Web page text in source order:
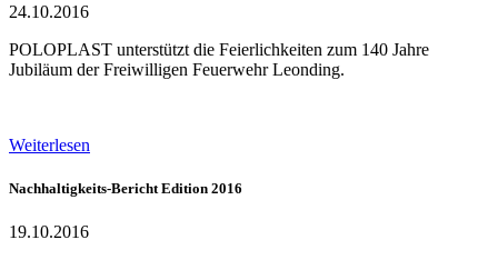
24.10.2016
POLOPLAST unterstützt die Feierlichkeiten zum 140 Jahre
Jubiläum der Freiwilligen Feuerwehr Leonding.
Weiterlesen
Nachhaltigkeits-Bericht Edition 2016
19.10.2016